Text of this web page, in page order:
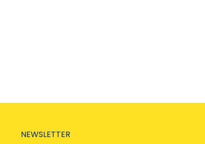
NEWSLETTER